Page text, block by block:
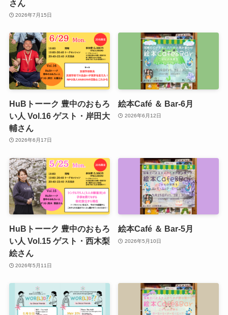
さん
2026年7月15日
HuBトーーク 豊中のおもろ
い人 Vol.16 ゲスト・岸田大
輔さん
2026年6月17日
絵本Café ＆ Bar-6月
2026年6月12日
HuBトーーク 豊中のおもろ
い人 Vol.15 ゲスト・西木梨
絵さん
2026年5月11日
絵本Café ＆ Bar-5月
2026年5月10日